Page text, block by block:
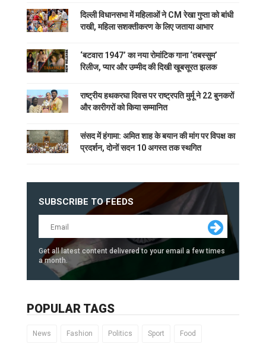
दिल्ली विधानसभा में महिलाओं ने CM रेखा गुप्ता को बांधी
राखी, महिला सशक्तीकरण के लिए जताया आभार
‘बटवारा 1947’ का नया रोमांटिक गाना ‘तबस्सुम’
रिलीज, प्यार और उम्मीद की दिखी खूबसूरत झलक
राष्ट्रीय हथकरघा दिवस पर राष्ट्रपति मुर्मू ने 22 बुनकरों
और कारीगरों को किया सम्मानित
संसद में हंगामा: अमित शाह के बयान की मांग पर विपक्ष का
प्रदर्शन, दोनों सदन 10 अगस्त तक स्थगित
SUBSCRIBE TO FEEDS
Get all latest content delivered to your email a few times
a month.
POPULAR TAGS
News Fashion Politics Sport Food